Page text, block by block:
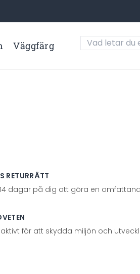
Väggfärg
RETURRÄTT
dagar på dig att göra en
för att skydda miljön och